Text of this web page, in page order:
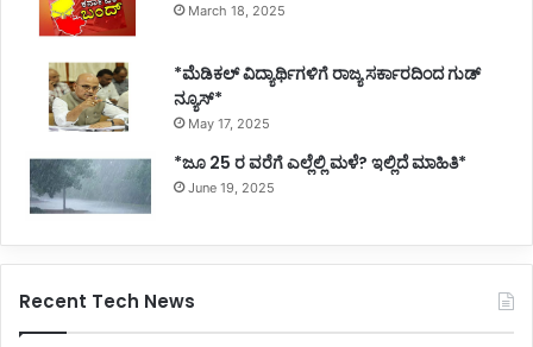
March 18, 2025
*ಮೆಡಿಕಲ್ ವಿದ್ಯಾರ್ಥಿಗಳಿಗೆ ರಾಜ್ಯ ಸರ್ಕಾರದಿಂದ ಗುಡ್
ನ್ಯೂಸ್*
May 17, 2025
*ಜೂ 25 ರ ವರೆಗೆ ಎಲ್ಲೆಲ್ಲಿ ಮಳೆ? ಇಲ್ಲಿದೆ ಮಾಹಿತಿ*
June 19, 2025
Recent Tech News